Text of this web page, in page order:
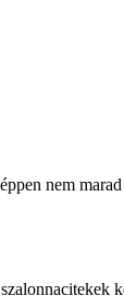
nem